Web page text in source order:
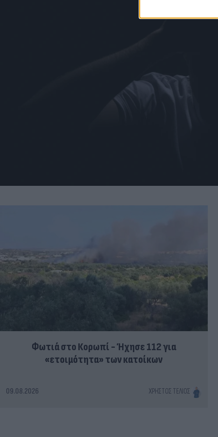
Φωτιά στο Κορωπί - Ήχησε 112 για
«ετοιμότητα» των κατοίκων
09.08.2026 ΧΡΉΣΤΟΣ ΤΈΛΙΟΣ